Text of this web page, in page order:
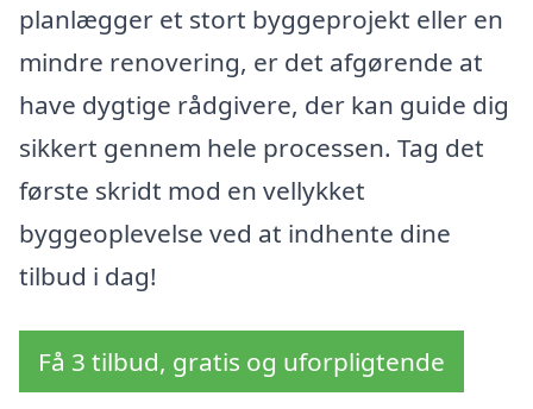
planlægger et stort byggeprojekt eller en
mindre renovering, er det afgørende at
have dygtige rådgivere, der kan guide dig
sikkert gennem hele processen. Tag det
første skridt mod en vellykket
byggeoplevelse ved at indhente dine
tilbud i dag!
Få 3 tilbud, gratis og uforpligtende